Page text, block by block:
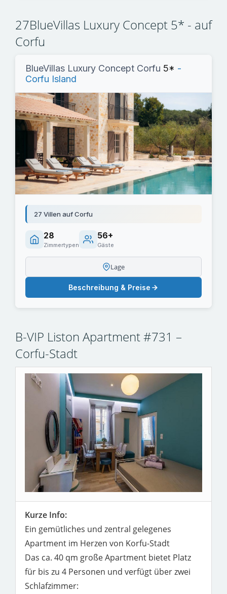
27BlueVillas Luxury Concept 5* - auf
Corfu
BlueVillas Luxury Concept Corfu 5* -
Corfu Island
27 Villen auf Corfu
28
Zimmertypen
56+
Gäste
Lage
Beschreibung & Preise
B-VIP Liston Apartment #731 –
Corfu-Stadt
Kurze Info:
Ein gemütliches und zentral gelegenes
Apartment im Herzen von Korfu-Stadt
Das ca. 40 qm große Apartment bietet Platz
für bis zu 4 Personen und verfügt über zwei
Schlafzimmer: